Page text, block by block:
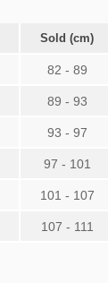
Sold (cm)
82 - 89
89 - 93
93 - 97
97 - 101
101 - 107
107 - 111